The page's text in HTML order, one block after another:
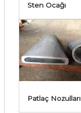
Sten Ocağı
Patlaç Nozulları